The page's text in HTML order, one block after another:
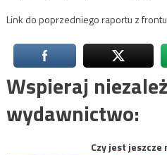
Link do poprzedniego raportu z
Wspieraj
wydawnictwo:
Czy jest jeszcze